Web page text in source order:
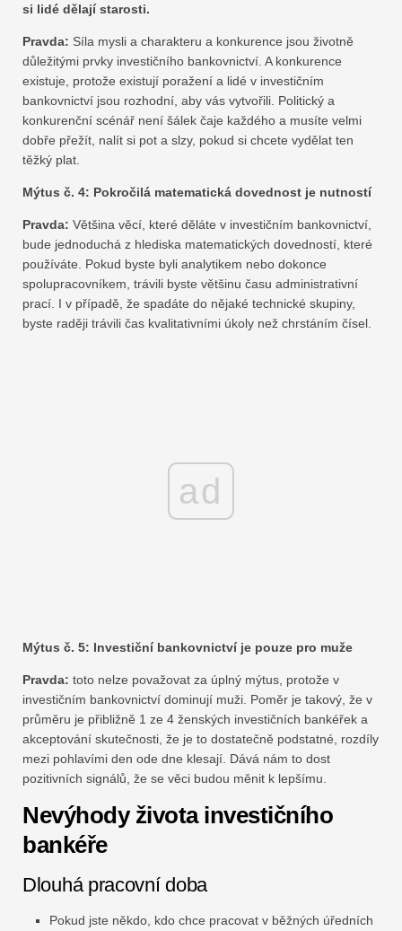
si lidé dělají starosti.
Pravda: Síla mysli a charakteru a konkurence jsou životně
důležitými prvky investičního bankovnictví. A konkurence
existuje, protože existují poražení a lidé v investičním
bankovnictví jsou rozhodní, aby vás vytvořili. Politický a
konkurenční scénář není šálek čaje každého a musíte velmi
dobře přežít, nalít si pot a slzy, pokud si chcete vydělat ten
těžký plat.
Mýtus č. 4: Pokročilá matematická dovednost je nutností
Pravda: Většina věcí, které děláte v investičním bankovnictví,
bude jednoduchá z hlediska matematických dovedností, které
používáte. Pokud byste byli analytikem nebo dokonce
spolupracovníkem, trávili byste většinu času administrativní
prací. I v případě, že spadáte do nějaké technické skupiny,
byste raději trávili čas kvalitativními úkoly než chrstáním čísel.
ad
Mýtus č. 5: Investiční bankovnictví je pouze pro muže
Pravda: toto nelze považovat za úplný mýtus, protože v
investičním bankovnictví dominují muži. Poměr je takový, že v
průměru je přibližně 1 ze 4 ženských investičních bankéřek a
akceptování skutečnosti, že je to dostatečně podstatné, rozdíly
mezi pohlavími den ode dne klesají. Dává nám to dost
pozitivních signálů, že se věci budou měnit k lepšímu.
Nevýhody života investičního
bankéře
Dlouhá pracovní doba
Pokud jste někdo, kdo chce pracovat v běžných úředních